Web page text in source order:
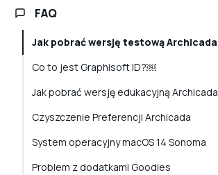
FAQ
Jak pobrać wersję testową Archicada
Co to jest Graphisoft ID?￼
Jak pobrać wersję edukacyjną Archicada
Czyszczenie Preferencji Archicada
System operacyjny macOS 14 Sonoma
Problem z dodatkami Goodies